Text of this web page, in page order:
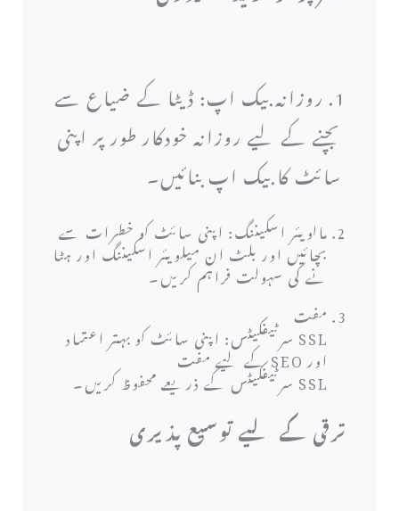
1. روزانہ بیک اپ: ڈیٹا کے ضیاع سے
بچنے کے لیے روزانہ خودکار طور پر اپنی
سائٹ کا بیک اپ بنائیں۔
مالویئر اسکیننگ: اپنی سائٹ کو خطرات سے
بچائیں اور بلٹ ان میلویئر اسکیننگ اور ہٹا
نے کی سہولت فراہم کریں۔
مفت
SSL سرٹیفکیٹس: اپنی سائٹ کو بہتر اعتماد
اور SEO کے لیے مفت
SSL سرٹیفکیٹس کے ذریعے محفوظ کریں۔
ترقی کے لیے توسیع پذیری